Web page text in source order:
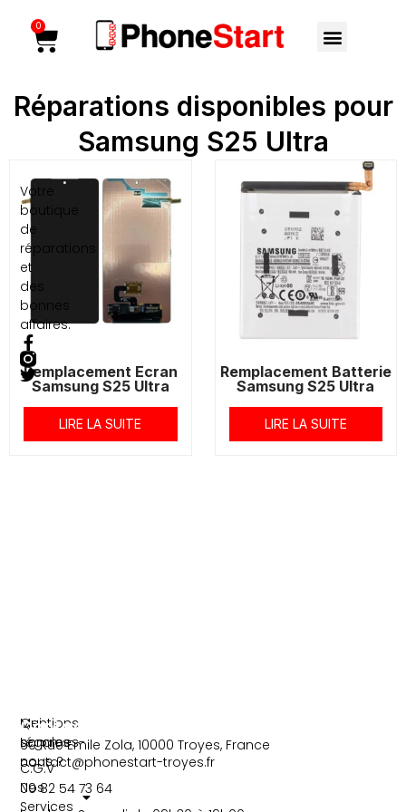
contenu
Menu
0 Cart
Réparations disponibles pour
Samsung S25 Ultra
Remplacement Ecran
Samsung S25 Ultra
LIRE LA SUITE
Remplacement Batterie
Samsung S25 Ultra
LIRE LA SUITE
Votre
boutique
de
réparations
et
des
bonnes
affaires.
F
a
c
e
b
o
T
w
i
t
t
r
Mentions
Légales
C.G.V
Qui
sommes-
nous ?
Nos
Services
Contact
60 Rue Emile Zola, 10000 Troyes, France
contact@phonestart-troyes.fr
09 82 54 73 64